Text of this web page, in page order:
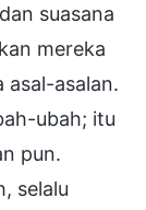
suasana
mereka
asal-asalan.
ubah; itu
pun.
selalu